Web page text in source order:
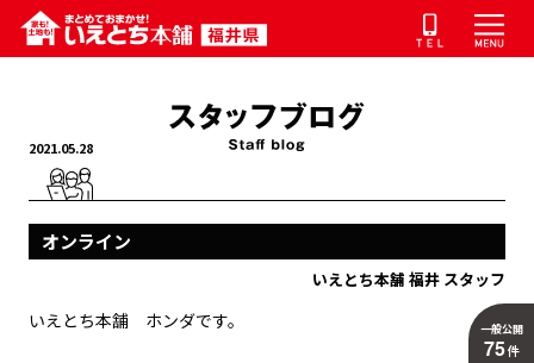
2021.05.28
オンライン
いえとち本舗 福井 スタッフ
いえとち本舗 ホンダです。 一般公開
75件